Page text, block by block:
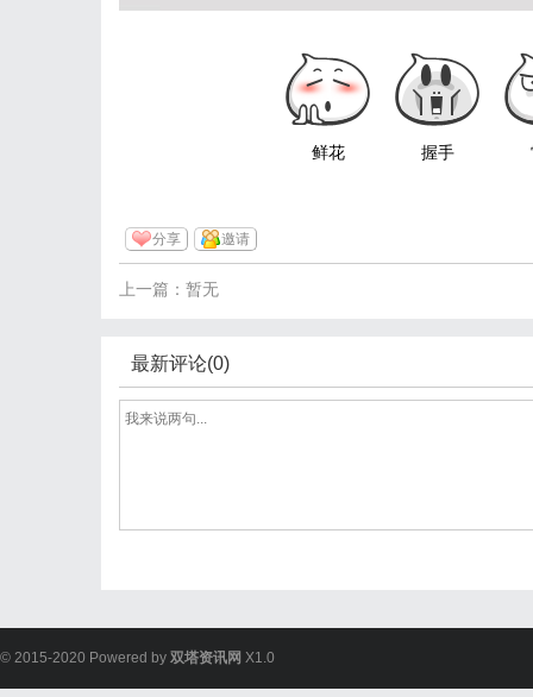
鲜花 握手
分享 邀请
上一篇：暂无
最新评论(0)
© 2015-2020 Powered by 双塔资讯网 X1.0